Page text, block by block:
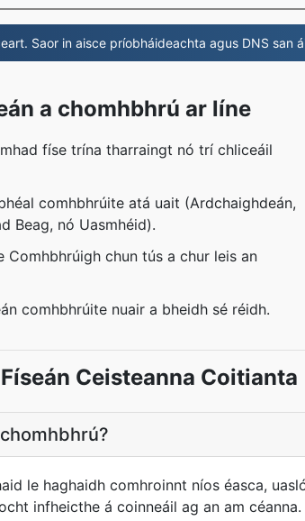
Saor in aisce príobháideachta agus DNS san
a chomhbhrú ar líne
físe trína tharraingt nó trí chliceáil
comhbhrúite atá uait (Ardchaighdeán,
Beag, nó Uasmhéid).
Comhbhrúigh chun tús a chur leis an
comhbhrúite nuair a bheidh sé réidh.
Ceisteanna Coitianta
le haghaidh comhroinnt níos éasca,
infheicthe á coinneáil ag an am céanna.